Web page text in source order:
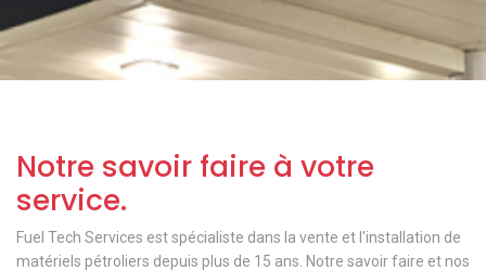
Notre savoir faire à votre
service.
Fuel Tech Services est spécialiste dans la vente et l'installation de
matériels pétroliers depuis plus de 15 ans. Notre savoir faire et nos